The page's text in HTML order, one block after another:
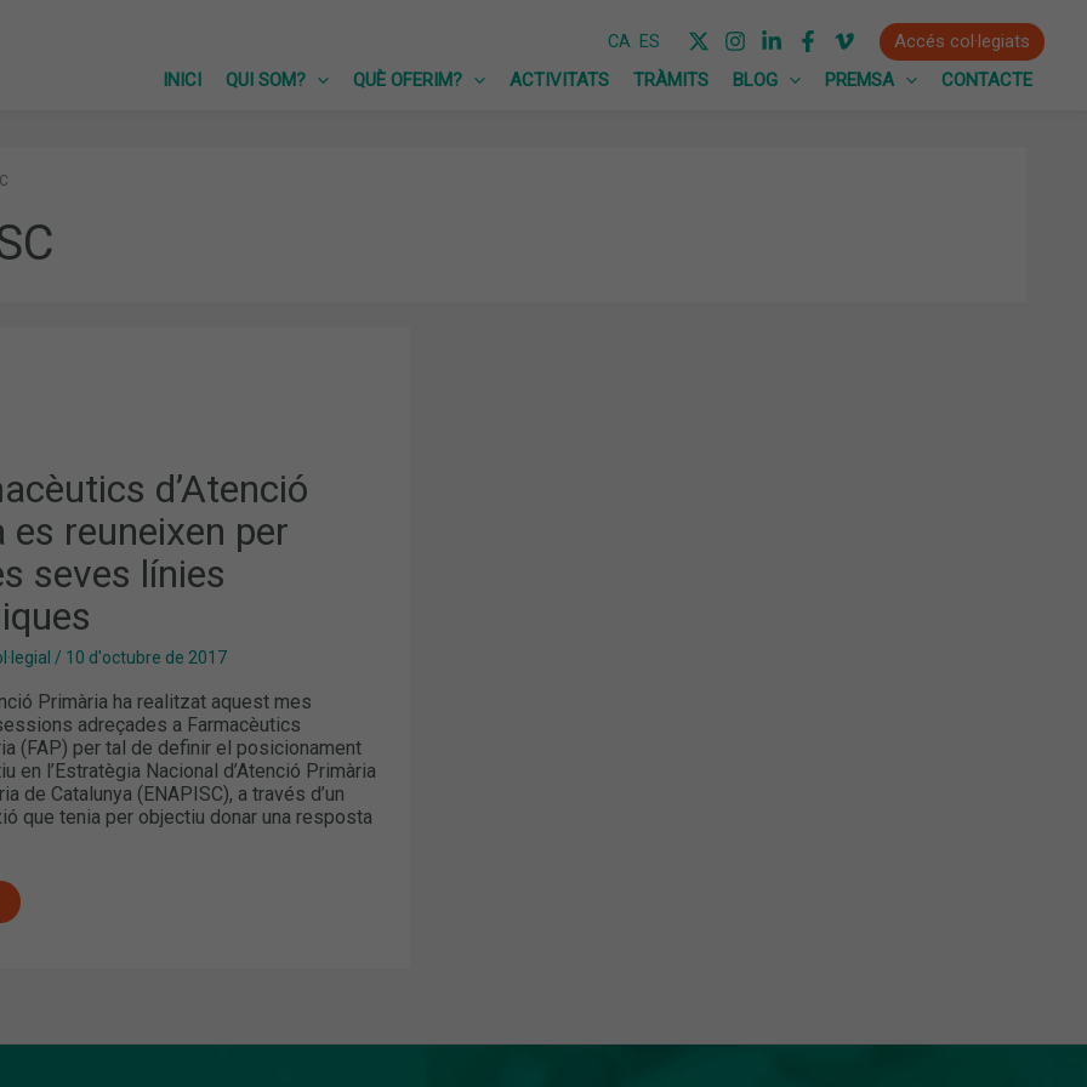
CA ES
Accés col·legiats
INICI
QUI SOM? QUÈ OFERIM? ACTIVITATS TRÀMITS BLOG PREMSA CONTACTE
d’Atenció
es reuneixen per
seves línies
/ 10 d'octubre de 2017
Primària ha realitzat aquest mes
adreçades a Farmacèutics
(FAP) per tal de definir el posicionament
en l’Estratègia Nacional d’Atenció Primària
de Catalunya (ENAPISC), a través d’un
que tenia per objectiu donar una resposta